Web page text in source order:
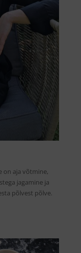
on aja võtmine,
jagamine ja
põlvest põlve.